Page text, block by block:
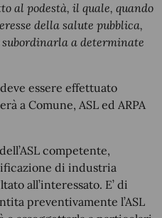
al podestà, il quale, quando
della salute pubblica,
a determinate
essere effettuato
a Comune, ASL ed ARPA
competente,
di industria
all’interessato. E’ di
preventivamente l’ASL